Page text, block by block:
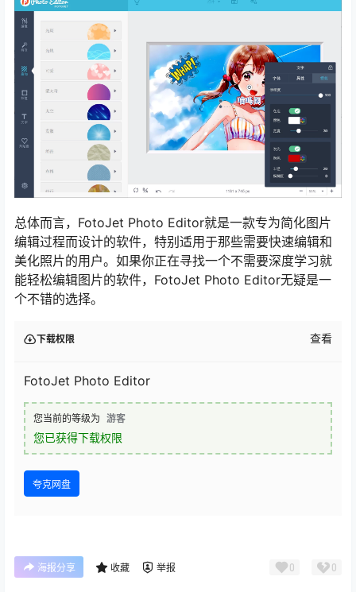
总体而言，FotoJet Photo Editor就是一款专为简化图片
编辑过程而设计的软件，特别适用于那些需要快速编辑和
美化照片的用户。如果你正在寻找一个不需要深度学习就
能轻松编辑图片的软件，FotoJet Photo Editor无疑是一
个不错的选择。
下载权限 查看
FotoJet Photo Editor
您当前的等级为 游客
您已获得下载权限
夸克网盘
海报分享 收藏 举报 0 0